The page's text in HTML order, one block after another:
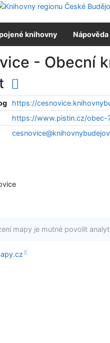
knihovny Nápověda
- Obecní
https://
https://www.pistin.cz/obec-
mapy je mutné povolit